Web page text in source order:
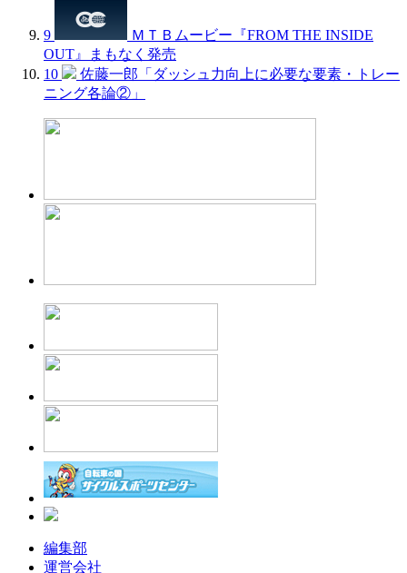
9
ＭＴＢムービー『FROM THE INSIDE
OUT』まもなく発売
10
佐藤一郎「ダッシュ力向上に必要な要素・トレー
ニング各論②」
編集部
運営会社